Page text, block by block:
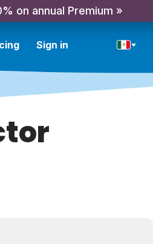
on annual Premium »
Sign in